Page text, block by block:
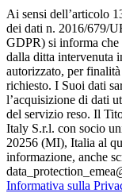
Ai sensi dell’articolo
dei dati n. 2016/679/
GDPR) si informa che
dalla ditta intervenuta
autorizzato, per
richiesto. I S​uoi dati
l’acquisizione di dati
del servizio reso. Il
Italy S.r.l. con socio
20256 (MI), Italia al
informazione, anche
Informativa sulla